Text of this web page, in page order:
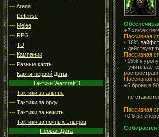
---Arena
--- Defense
--- Melee
--- RPG
--- TD
--- Кампании
--- Разные карты
--- Карты первой Доты
Тактики Warcraft 3
--- Тактики за альянс
--- Тактики за орду
--- Тактики за нежить
--- Тактики за ночных эльфов
Первая Дота
+2 хп/сек
Пассивная
- 16%
- действует
Пассивная
+15% к
-
Пассивная
+5 брони в
- не
Пассивная
+0.8
Собирается